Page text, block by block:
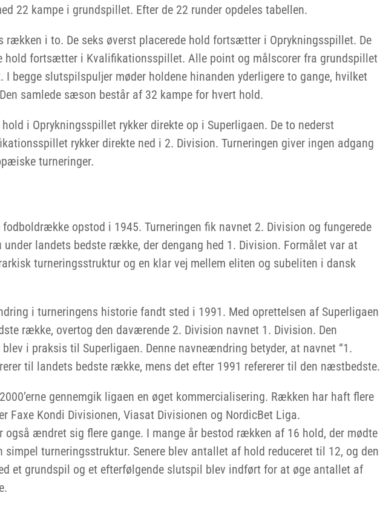
22 kampe i grundspillet. Efter de 22 runder opdeles tabellen.
rækken i to. De seks øverst placerede hold fortsætter i Oprykningsspillet. De
hold fortsætter i Kvalifikationsspillet. Alle point og målscorer fra grundspillet
begge slutspilspuljer møder holdene hinanden yderligere to gange, hvilket
samlede sæson består af 32 kampe for hvert hold.
i Oprykningsspillet rykker direkte op i Superligaen. De to nederst
rykker direkte ned i 2. Division. Turneringen giver ingen adgang
turneringer.
opstod i 1945. Turneringen fik navnet 2. Division og fungerede
under landets bedste række, der dengang hed 1. Division. Formålet var at
turneringsstruktur og en klar vej mellem eliten og subeliten i dansk
i turneringens historie fandt sted i 1991. Med oprettelsen af Superligaen
række, overtog den daværende 2. Division navnet 1. Division. Den
i praksis til Superligaen. Denne navneændring betyder, at navnet “1.
til landets bedste række, mens det efter 1991 refererer til den næstbedste.
2000’erne gennemgik ligaen en øget kommercialisering. Rækken har haft flere
Faxe Kondi Divisionen, Viasat Divisionen og NordicBet Liga.
også ændret sig flere gange. I mange år bestod rækken af 16 hold, der mødte
simpel turneringsstruktur. Senere blev antallet af hold reduceret til 12, og den
et grundspil og et efterfølgende slutspil blev indført for at øge antallet af